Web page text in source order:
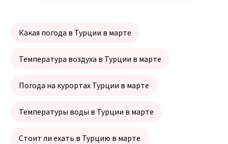
Какая погода в Турции в марте
Температура воздуха в Турции в марте
Погода на курортах Турции в марте
Температуры воды в Турции в марте
Стоит ли ехать в Турцию в марте